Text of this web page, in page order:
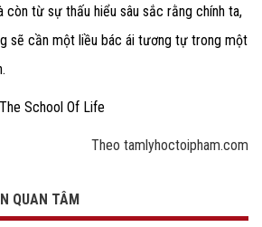
còn từ sự thấu hiểu sâu sắc rằng chính ta,
sẽ cần một liều bác ái tương tự trong một
School Of Life
Theo tamlyhoctoipham.com
QUAN TÂM